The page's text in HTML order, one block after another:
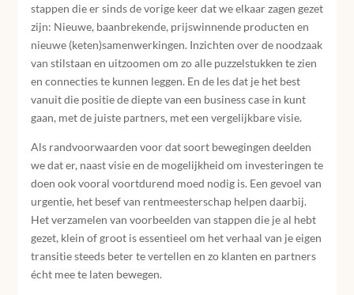
stappen die er sinds de vorige keer dat we elkaar zagen gezet
zijn: Nieuwe, baanbrekende, prijswinnende producten en
nieuwe (keten)samenwerkingen. Inzichten over de noodzaak
van stilstaan en uitzoomen om zo alle puzzelstukken te zien
en connecties te kunnen leggen. En de les dat je het best
vanuit die positie de diepte van een business case in kunt
gaan, met de juiste partners, met een vergelijkbare visie.
Als randvoorwaarden voor dat soort bewegingen deelden
we dat er, naast visie en de mogelijkheid om investeringen te
doen ook vooral voortdurend moed nodig is. Een gevoel van
urgentie, het besef van rentmeesterschap helpen daarbij.
Het verzamelen van voorbeelden van stappen die je al hebt
gezet, klein of groot is essentieel om het verhaal van je eigen
transitie steeds beter te vertellen en zo klanten en partners
écht mee te laten bewegen.